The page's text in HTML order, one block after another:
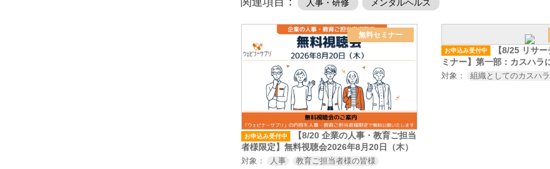
人事・研修 メンタルヘルス
無料セミナー
お申込み受付中
【8/20 企業の人事・教育ご担当
者様限定】無料視聴会2026年8月20日（木）
対象： 人事 教育ご担当者様の皆様
お申込み受付中
【8/25 リサ
ミナー】第一部：カスハラ
ム対応の心構えとスキル～
対象： 組織としてのカスハ